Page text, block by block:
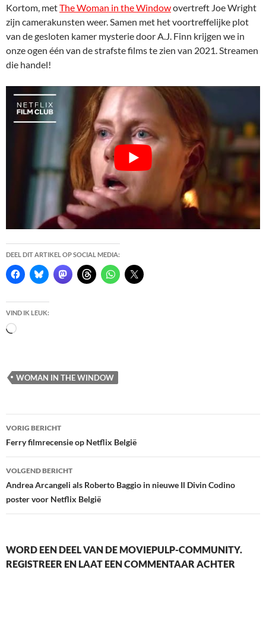
Kortom, metThe Woman in the Windowovertreft Joe Wright
zijn camerakunsten weer. Samen met het voortreffelijke plot
van de gesloten kamer mysterie door A.J. Finn krijgen we in
onze ogen één van de strafste films te zien van 2021. Streamen
die handel!
DEEL DIT ARTIKEL OP SOCIAL MEDIA:
VIND IK LEUK:
Bezig
WOMAN IN THE WINDOW
Berichtnavigatie
VORIG BERICHT
Ferry filmrecensie op Netflix België
VOLGEND BERICHT
Andrea Arcangeli als Roberto Baggio in nieuwe Il Divin Codino
poster voor Netflix België
WORD EEN DEEL VAN DE MOVIEPULP-COMMUNITY.
REGISTREER EN LAAT EEN COMMENTAAR ACHTER